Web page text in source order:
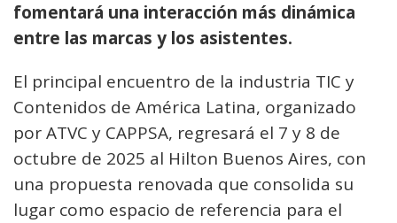
fomentará una interacción más dinámica
entre las marcas y los asistentes.
El principal encuentro de la industria TIC y
Contenidos de América Latina, organizado
por ATVC y CAPPSA, regresará el 7 y 8 de
octubre de 2025 al Hilton Buenos Aires, con
una propuesta renovada que consolida su
lugar como espacio de referencia para el